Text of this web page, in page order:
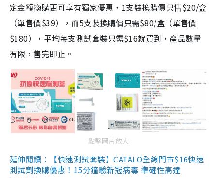
定金額換購更可享有獨家優惠，1支裝換購價只售$20/盒
（單售價$39），而5支裝換購價只需$80/盒（單售價
$180），平均每支測試套裝只需$16就買到，產品數量
有限，售完即止。
點擊圖片放大
延伸閱讀：【快速測試套裝】CATALO全線門市$16快速
測試劑換購優惠！15分鐘驗新冠病毒 準確性高達